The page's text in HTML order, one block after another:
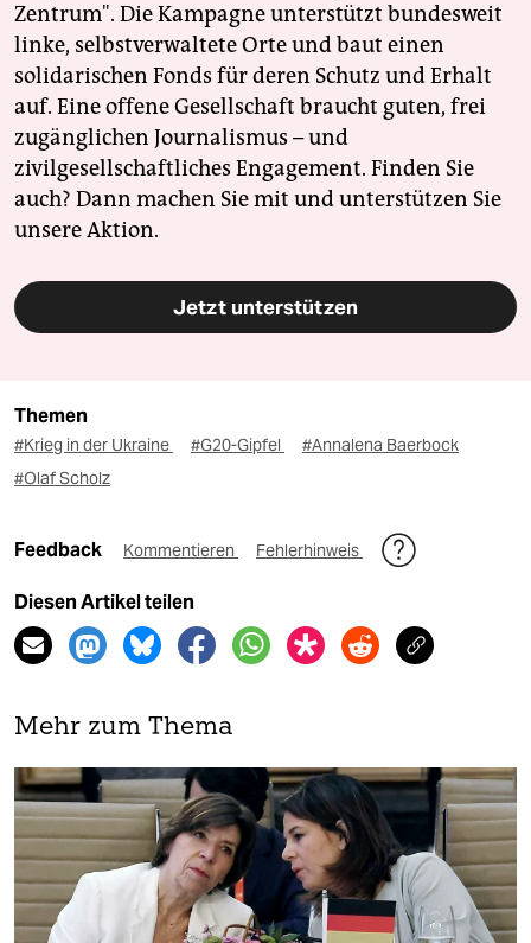
Zentrum". Die Kampagne unterstützt bundesweit
linke, selbstverwaltete Orte und baut einen
solidarischen Fonds für deren Schutz und Erhalt
auf. Eine offene Gesellschaft braucht guten, frei
zugänglichen Journalismus – und
zivilgesellschaftliches Engagement. Finden Sie
auch? Dann machen Sie mit und unterstützen Sie
unsere Aktion.
Jetzt unterstützen
Themen
#Krieg in der Ukraine #G20-Gipfel
#Annalena Baerbock
#Olaf Scholz
Feedback Kommentieren Fehlerhinweis
Diesen Artikel teilen
Mehr zum Thema